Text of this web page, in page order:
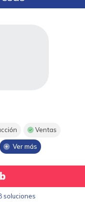
Ventas
Ver más
soluciones